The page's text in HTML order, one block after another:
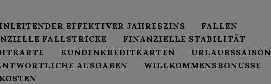
EFFEKTIVER JAHRESZINS
FALLEN
FALLSTRICKE
FINANZIELLE STABILITÄT
KUNDENKREDITKARTEN
URLAUBSSAISON
AUSGABEN
WILLKOMMENSBONUSSE